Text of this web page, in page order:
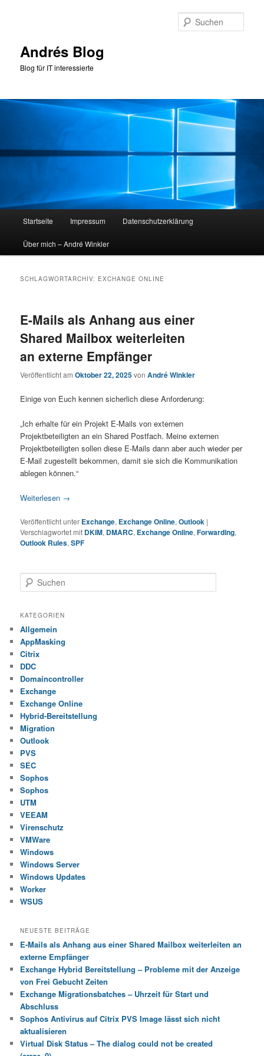
Andrés Blog
Blog für IT interessierte
Startseite Impressum Datenschutzerklärung
Über mich – André Winkler
SCHLAGWORTARCHIV: EXCHANGE ONLINE
E-Mails als Anhang aus einer
Shared Mailbox weiterleiten
an externe Empfänger
Veröffentlicht amOktober 22, 2025vonAndré Winkler
Einige von Euch kennen sicherlich diese Anforderung:
„Ich erhalte für ein Projekt E-Mails von externen
Projektbeteiligten an ein Shared Postfach. Meine externen
Projektbeteiligten sollen diese E-Mails dann aber auch wieder per
E-Mail zugestellt bekommen, damit sie sich die Kommunikation
ablegen können.“
Weiterlesen →
Veröffentlicht unter Exchange, Exchange Online,Outlook |
Verschlagwortet mit DKIM, DMARC, Exchange Online,Forwarding,
Outlook Rules,SPF
u
h
n
KATEGORIEN
Allgemein
AppMasking
Citrix
DDC
Domaincontroller
Exchange
Exchange Online
Hybrid-Bereitstellung
Migration
Outlook
PVS
SEC
Sophos
Sophos
UTM
VEEAM
Virenschutz
VMWare
Windows
Windows Server
Windows Updates
Worker
WSUS
NEUESTE BEITRÄGE
E-Mails als Anhang aus einer Shared Mailbox weiterleiten an
externe Empfänger
Exchange Hybrid Bereitstellung – Probleme mit der Anzeige
von Frei Gebucht Zeiten
Exchange Migrationsbatches – Uhrzeit für Start und
Abschluss
Sophos Antivirus auf Citrix PVS Image lässt sich nicht
aktualisieren
Virtual Disk Status – The dialog could not be created